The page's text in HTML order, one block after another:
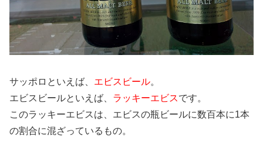
サッポロといえば、 エビスビール。
エビスビールといえば、 ラッキーエビスです。
このラッキーエビスは、エビスの瓶ビールに数百本に1本
の割合に混ざっているもの。